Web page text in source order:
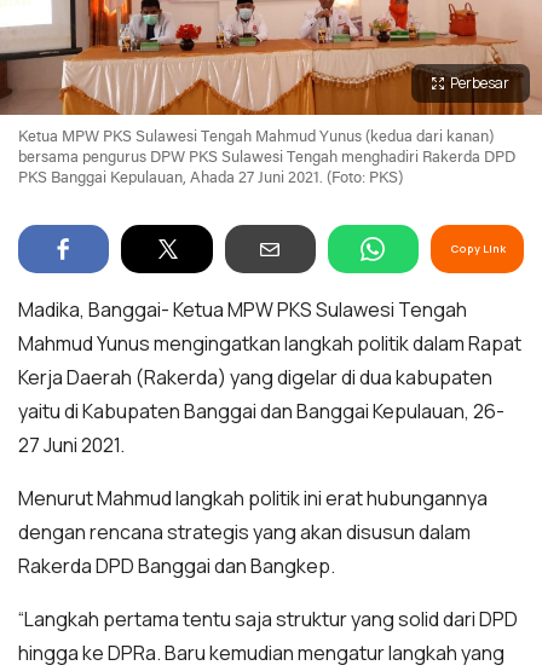
Perbesar
Ketua MPW PKS Sulawesi Tengah Mahmud Yunus (kedua dari kanan)
bersama pengurus DPW PKS Sulawesi Tengah menghadiri Rakerda DPD
PKS Banggai Kepulauan, Ahada 27 Juni 2021. (Foto: PKS)
Copy Link
Madika, Banggai- Ketua MPW PKS Sulawesi Tengah
Mahmud Yunus mengingatkan langkah politik dalam Rapat
Kerja Daerah (Rakerda) yang digelar di dua kabupaten
yaitu di Kabupaten Banggai dan Banggai Kepulauan, 26-
27 Juni 2021.
Menurut Mahmud langkah politik ini erat hubungannya
dengan rencana strategis yang akan disusun dalam
Rakerda DPD Banggai dan Bangkep.
“Langkah pertama tentu saja struktur yang solid dari DPD
hingga ke DPRa. Baru kemudian mengatur langkah yang